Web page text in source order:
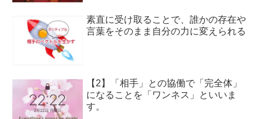
素直に受け取ることで、誰かの存在や
言葉をそのまま自分の力に変えられる
【2】「相手」との協働で「完全体」
になることを「ワンネス」といいま
す。